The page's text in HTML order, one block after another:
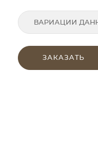
ВАРИАЦИИ
ЗАКАЗАТЬ